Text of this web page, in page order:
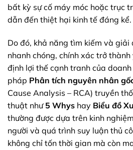
bất kỳ sự cố máy móc hoặc trục
dẫn đến thiệt hại kinh tế đáng kể.
Do đó, khả năng tìm kiếm và
nhanh chóng, chính xác trở
định lợi thế cạnh tranh của
pháp Phân tích nguyên nhân
Cause Analysis – RCA) truyền
thuật như 5 Whys hay Biểu đồ
thường được dựa trên kinh
người và quá trình suy luận thủ
không chỉ tốn thời gian mà còn